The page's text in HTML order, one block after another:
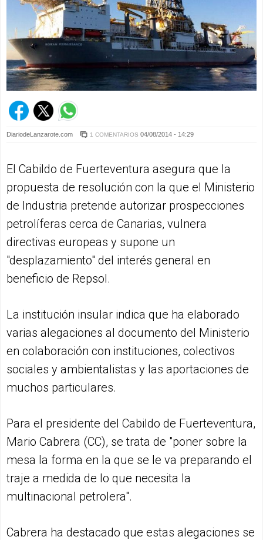
DiariodeLanzarote.com 1 COMENTARIOS 04/08/2014 - 14:29
El Cabildo de Fuerteventura asegura que la
propuesta de resolución con la que el Ministerio
de Industria pretende autorizar prospecciones
petrolíferas cerca de Canarias, vulnera
directivas europeas y supone un
"desplazamiento" del interés general en
beneficio de Repsol.
La institución insular indica que ha elaborado
varias alegaciones al documento del Ministerio
en colaboración con instituciones, colectivos
sociales y ambientalistas y las aportaciones de
muchos particulares.
Para el presidente del Cabildo de Fuerteventura,
Mario Cabrera (CC), se trata de "poner sobre la
mesa la forma en la que se le va preparando el
traje a medida de lo que necesita la
multinacional petrolera".
Cabrera ha destacado que estas alegaciones se